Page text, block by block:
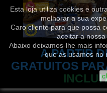
Esta loja utiliza cookies e
melhorar a sua
Caro cliente para que possa
aceitar a nossa
Abaixo deixamos-lhe mais
que as usamos no
A PARTIR
GRATUITOS
INCLUI